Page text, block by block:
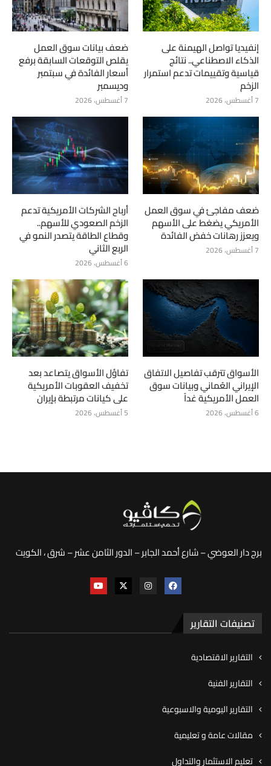
إنفيديا تواصل الهيمنة على
الذكاء الاصطناعي.. نتائج
قياسية وتقييمات تدعم استمرار
الزخم
7 أغسطس، 2026
ضعف بيانات سوق العمل
يقلص التوقعات السابقة برفع
أسعار الفائدة في سبتمبر
وديسمبر
7 أغسطس، 2026
ضعف مفاجئ في سوق العمل
الأمريكي يضغط على الأسهم
ويعزز رهانات خفض الفائدة
7 أغسطس، 2026
أرباح الشركات الأمريكية تدعم
الزخم الصعودي للأسهم..
وقطاع الطاقة يتصدر النمو في
الربع الثاني
6 أغسطس، 2026
الأسواق تترقب تفاصيل الاتفاق
الإيراني العُماني وبيانات سوق
العمل الأمريكية غداً
6 أغسطس، 2026
تفاؤل الأسواق يتصاعد بعد
تخفيف العقوبات الأمريكية
على كيانات مرتبطة بإيران
5 أغسطس، 2026
برج دار العوضي – شارع أحمد الجابر – الدور الثامن عشر – شرق ، الكويت
تصنيفات التقارير
التقارير الاقتصادية
التقارير الفنية
التقارير اليومية والاسبوعية
مقالات عامة و تعليمية
تعليم الاستثمار والتداول